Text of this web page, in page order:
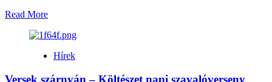
Read MoreRead
about
álmodott
–
Hírek
Versek szárnyán – Költészet napi szavalóverseny